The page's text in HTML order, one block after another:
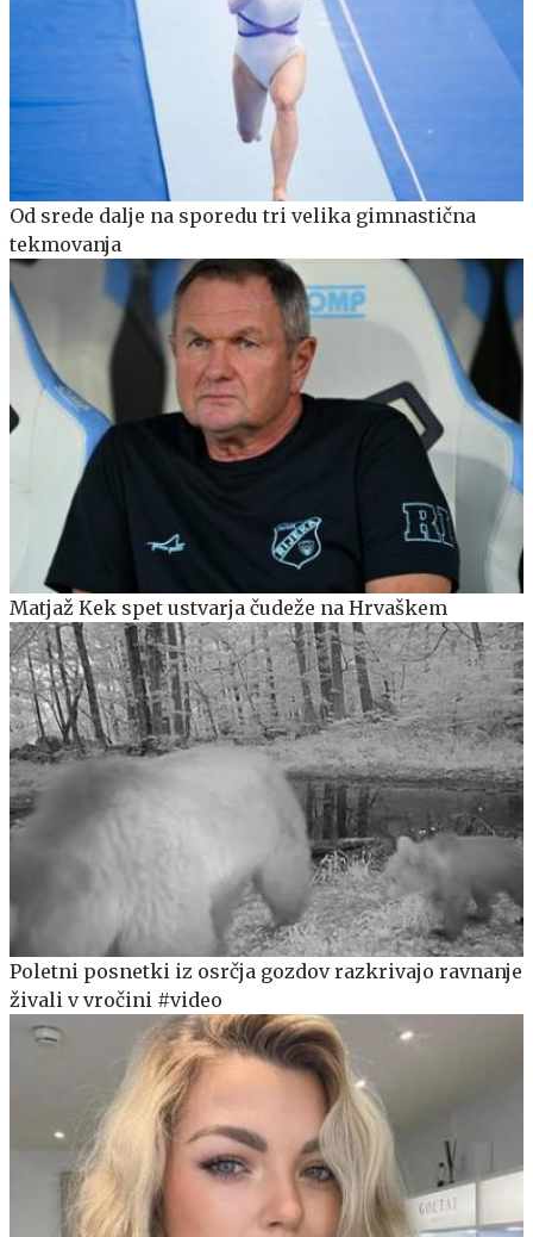
Od srede dalje na sporedu tri velika gimnastična
tekmovanja
Matjaž Kek spet ustvarja čudeže na Hrvaškem
Poletni posnetki iz osrčja gozdov razkrivajo ravnanje
živali v vročini #video